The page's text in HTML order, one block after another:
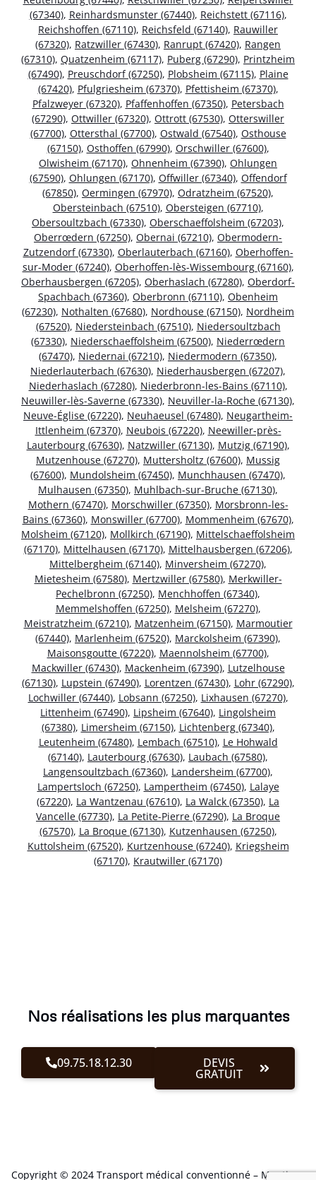
(67340), Reinhardsmunster (67440), Reichstett (67116),
Reichshoffen (67110), Reichsfeld (67140), Rauwiller
(67320), Ratzwiller (67430), Ranrupt (67420), Rangen
(67310), Quatzenheim (67117), Puberg (67290), Printzheim
(67490), Preuschdorf (67250), Plobsheim (67115), Plaine
(67420), Pfulgriesheim (67370), Pfettisheim (67370),
Pfalzweyer (67320), Pfaffenhoffen (67350), Petersbach
(67290), Ottwiller (67320), Ottrott (67530), Otterswiller
(67700), Ottersthal (67700), Ostwald (67540), Osthouse
(67150), Osthoffen (67990), Orschwiller (67600),
Olwisheim (67170), Ohnenheim (67390), Ohlungen
(67590), Ohlungen (67170), Offwiller (67340), Offendorf
(67850), Oermingen (67970), Odratzheim (67520),
Obersteinbach (67510), Obersteigen (67710),
Obersoultzbach (67330), Oberschaeffolsheim (67203),
Oberrœdern (67250), Obernai (67210), Obermodern-
Zutzendorf (67330), Oberlauterbach (67160), Oberhoffen-
sur-Moder (67240), Oberhoffen-lès-Wissembourg (67160),
Oberhausbergen (67205), Oberhaslach (67280), Oberdorf-
Spachbach (67360), Oberbronn (67110), Obenheim
(67230), Nothalten (67680), Nordhouse (67150), Nordheim
(67520), Niedersteinbach (67510), Niedersoultzbach
(67330), Niederschaeffolsheim (67500), Niederrœdern
(67470), Niedernai (67210), Niedermodern (67350),
Niederlauterbach (67630), Niederhausbergen (67207),
Niederhaslach (67280), Niederbronn-les-Bains (67110),
Neuwiller-lès-Saverne (67330), Neuviller-la-Roche (67130),
Neuve-Église (67220), Neuhaeusel (67480), Neugartheim-
Ittlenheim (67370), Neubois (67220), Neewiller-près-
Lauterbourg (67630), Natzwiller (67130), Mutzig (67190),
Mutzenhouse (67270), Muttersholtz (67600), Mussig
(67600), Mundolsheim (67450), Munchhausen (67470),
Mulhausen (67350), Muhlbach-sur-Bruche (67130),
Mothern (67470), Morschwiller (67350), Morsbronn-les-
Bains (67360), Monswiller (67700), Mommenheim (67670),
Molsheim (67120), Mollkirch (67190), Mittelschaeffolsheim
(67170), Mittelhausen (67170), Mittelhausbergen (67206),
Mittelbergheim (67140), Minversheim (67270),
Mietesheim (67580), Mertzwiller (67580), Merkwiller-
Pechelbronn (67250), Menchhoffen (67340),
Memmelshoffen (67250), Melsheim (67270),
Meistratzheim (67210), Matzenheim (67150), Marmoutier
(67440), Marlenheim (67520), Marckolsheim (67390),
Maisonsgoutte (67220), Maennolsheim (67700),
Mackwiller (67430), Mackenheim (67390), Lutzelhouse
(67130), Lupstein (67490), Lorentzen (67430), Lohr (67290),
Lochwiller (67440), Lobsann (67250), Lixhausen (67270),
Littenheim (67490), Lipsheim (67640), Lingolsheim
(67380), Limersheim (67150), Lichtenberg (67340),
Leutenheim (67480), Lembach (67510), Le Hohwald
(67140), Lauterbourg (67630), Laubach (67580),
Langensoultzbach (67360), Landersheim (67700),
Lampertsloch (67250), Lampertheim (67450), Lalaye
(67220), La Wantzenau (67610), La Walck (67350), La
Vancelle (67730), La Petite-Pierre (67290), La Broque
(67570), La Broque (67130), Kutzenhausen (67250),
Kuttolsheim (67520), Kurtzenhouse (67240), Kriegsheim
(67170), Krautwiller (67170)
Nos réalisations les plus marquantes
09.75.18.12.30 DEVIS
GRATUIT
Copyright © 2024 Transport médical conventionné – Mentions